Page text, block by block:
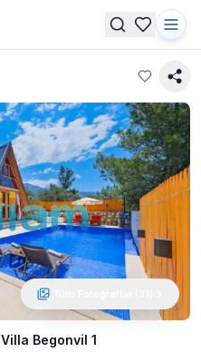
Villa Begonvil 1